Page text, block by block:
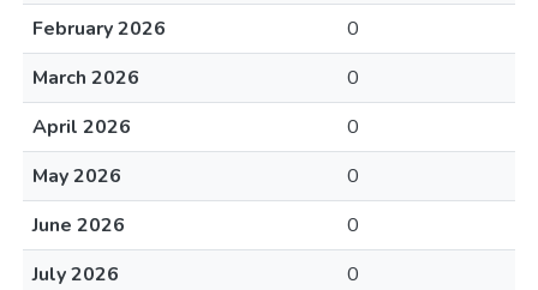
February 2026
0
March 2026
0
April 2026
0
May 2026
0
June 2026
0
July 2026
0